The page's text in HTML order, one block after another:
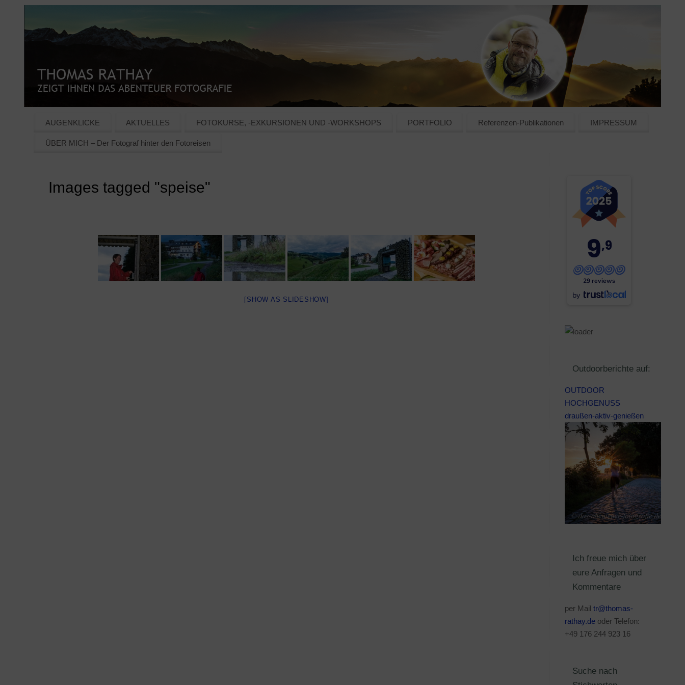
AUGENKLICKE AKTUELLES FOTOKURSE, -EXKURSIONEN UND -WORKSHOPS PORTFOLIO Referenzen-Publikationen IMPRESSUM
ÜBER MICH – Der Fotograf hinter den Fotoreisen
Images tagged "speise"
[SHOW AS SLIDESHOW]
9,9
29 reviews
by
Outdoorberichte auf:
OUTDOOR
HOCHGENUSS
draußen-aktiv-genießen
Ich freue mich über
eure Anfragen und
Kommentare
per Mail tr@thomas-
rathay.de oder Telefon:
+49 176 244 923 16
Suche nach